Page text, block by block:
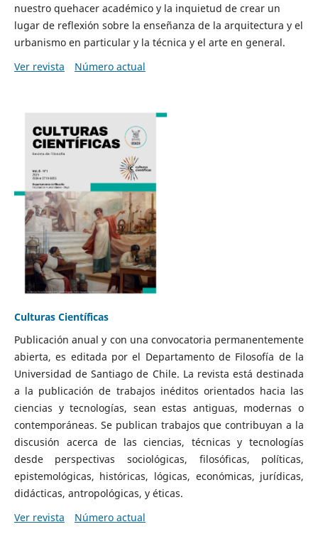
nuestro quehacer académico y la inquietud de crear un
lugar de reflexión sobre la enseñanza de la arquitectura y el
urbanismo en particular y la técnica y el arte en general.
Ver revista
Número actual
Culturas Científicas
Publicación anual y con una convocatoria permanentemente
abierta, es editada por el Departamento de Filosofía de la
Universidad de Santiago de Chile. La revista está destinada
a la publicación de trabajos inéditos orientados hacia las
ciencias y tecnologías, sean estas antiguas, modernas o
contemporáneas. Se publican trabajos que contribuyan a la
discusión acerca de las ciencias, técnicas y tecnologías
desde perspectivas sociológicas, filosóficas, políticas,
epistemológicas, históricas, lógicas, económicas, jurídicas,
didácticas, antropológicas, y éticas.
Ver revista
Número actual